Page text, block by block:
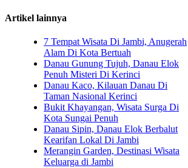
Artikel lainnya
7 Tempat Wisata Di Jambi, Anugerah
Alam Di Kota Bertuah
Danau Gunung Tujuh, Danau Elok
Penuh Misteri Di Kerinci
Danau Kaco, Kilauan Danau Di
Taman Nasional Kerinci
Bukit Khayangan, Wisata Surga Di
Kota Sungai Penuh
Danau Sipin, Danau Elok Berbalut
Kearifan Lokal Di Jambi
Merangin Garden, Destinasi Wisata
Keluarga di Jambi